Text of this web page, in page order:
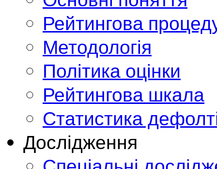
Рейтингова
Методологія
Політика оцінки
Рейтингова шкала
Статистика
Дослідження